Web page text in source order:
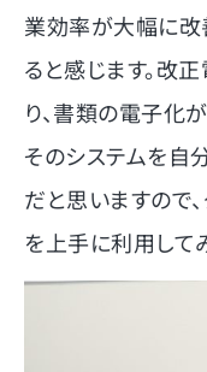
業効率が大幅に改
ると感じます。改
り、書類の電子化
そのシステムを自
だと思いますので
を上手に利用して